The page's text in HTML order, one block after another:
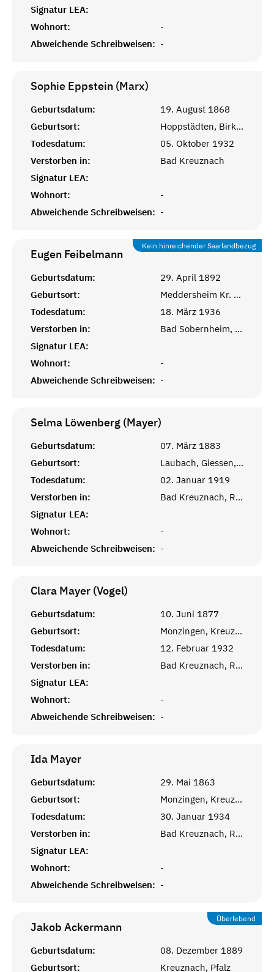
Signatur LEA:
Wohnort:
-
Abweichende Schreibweisen: -
Sophie Eppstein (Marx)
Geburtsdatum:
19. August 1868
Geburtsort:
Hoppstädten, Birkenfeld
Todesdatum:
05. Oktober 1932
Verstorben in:
Bad Kreuznach
Signatur LEA:
Wohnort:
-
Abweichende Schreibweisen: -
Kein hinreichender Saarlandbezug
Eugen Feibelmann
Geburtsdatum:
29. April 1892
Geburtsort:
Meddersheim Kr. Kreuznach
Todesdatum:
18. März 1936
Verstorben in:
Bad Sobernheim, Bad Kreuznach
Signatur LEA:
Wohnort:
-
Abweichende Schreibweisen: -
Selma Löwenberg (Mayer)
Geburtsdatum:
07. März 1883
Geburtsort:
Laubach, Giessen, Hessen
Todesdatum:
02. Januar 1919
Verstorben in:
Bad Kreuznach, Rheinprovinz
Signatur LEA:
Wohnort:
-
Abweichende Schreibweisen: -
Clara Mayer (Vogel)
Geburtsdatum:
10. Juni 1877
Geburtsort:
Monzingen, Kreuznach, Rheinprovinz
Todesdatum:
12. Februar 1932
Verstorben in:
Bad Kreuznach, Rheinprovinz
Signatur LEA:
Wohnort:
-
Abweichende Schreibweisen: -
Ida Mayer
Geburtsdatum:
29. Mai 1863
Geburtsort:
Monzingen, Kreuznach, Rheinprovinz
Todesdatum:
30. Januar 1934
Verstorben in:
Bad Kreuznach, Rheinprovinz
Signatur LEA:
Wohnort:
-
Abweichende Schreibweisen: -
Überlebend
Jakob Ackermann
Geburtsdatum:
08. Dezember 1889
Geburtsort:
Kreuznach, Pfalz